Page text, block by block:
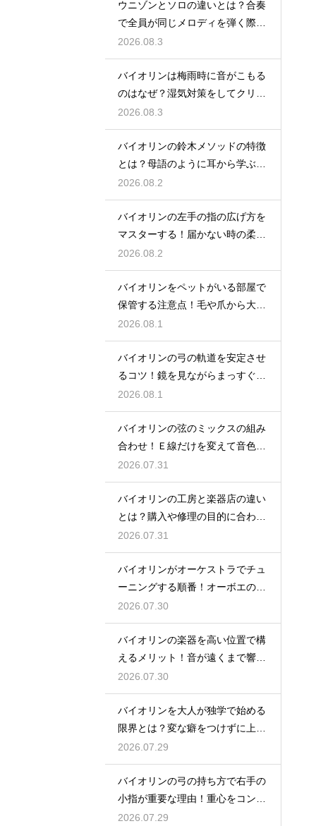
ウニゾンとソロの違いとは？合奏
で全員が同じメロディを弾く際の
一体感と魅力
2026.08.3
バイオリンは梅雨時に音がこもる
のはなぜ？湿気対策をしてクリア
な響きを保つ
2026.08.3
バイオリンの鈴木メソッドの特徴
とは？母語のように耳から学ぶ音
楽教育の魅力
2026.08.2
バイオリンの左手の指の広げ方を
マスターする！届かない時の柔軟
ストレッチ練習
2026.08.2
バイオリンをペットがいる部屋で
保管する注意点！毛や爪から大切
な楽器を守る
2026.08.1
バイオリンの弓の軌道を安定させ
るコツ！鏡を見ながらまっすぐ弾
く練習法
2026.08.1
バイオリンの弦のミックスの組み
合わせ！Ｅ線だけを変えて音色の
バランスをとる
2026.07.31
バイオリンの工房と楽器店の違い
とは？購入や修理の目的に合わせ
た選び方
2026.07.31
バイオリンがオーケストラでチュ
ーニングする順番！オーボエの音
に合わせる
2026.07.30
バイオリンの楽器を高い位置で構
えるメリット！音が遠くまで響く
姿勢の作り方
2026.07.30
バイオリンを大人が独学で始める
限界とは？変な癖をつけずに上達
するための策
2026.07.29
バイオリンの弓の持ち方で右手の
小指が重要な理由！重心をコント
ロールする
2026.07.29